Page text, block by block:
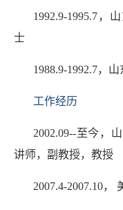
1992.9-1995.7，
士
1988.9-1992.7，
工作经历
2002.09--至今，
讲师，副教授，教授
2007.4-2007.10，